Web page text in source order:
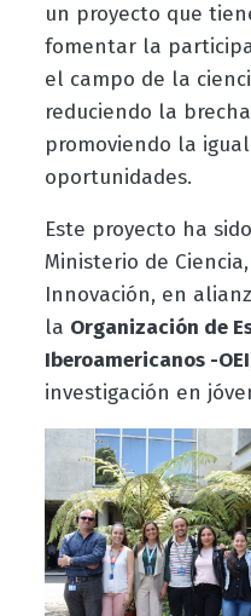
un proyecto que
fomentar la
el campo de la
reduciendo la
promoviendo la
oportunidades.
Este proyecto ha
Ministerio de
Innovación, en
la Organización de
Iberoamericanos -OEI
investigación en